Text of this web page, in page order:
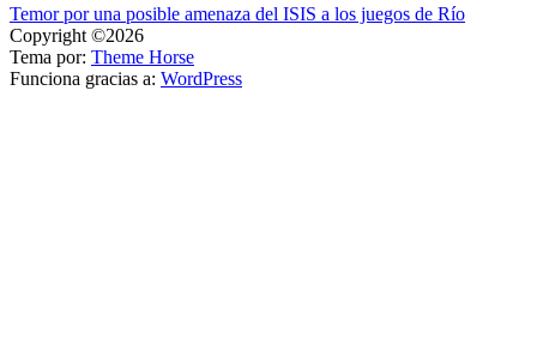
Navegación
de
entradas
Temor por una posible amenaza del ISIS a los juegos de Río
Copyright ©2026
Tema por: Theme Horse
Funciona gracias a: WordPress